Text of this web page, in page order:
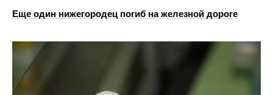
Еще один нижегородец погиб на железной дороге